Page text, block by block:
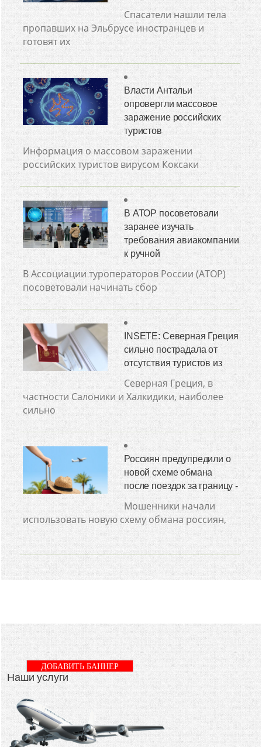
Спасатели нашли тела
пропавших на Эльбрусе иностранцев и
готовят их
Власти Антальи
опровергли массовое
заражение российских
туристов
Информация о массовом заражении
российских туристов вирусом Коксаки
В АТОР посоветовали
заранее изучать
требования авиакомпании
к ручной
В Ассоциации туроператоров России (АТОР)
посоветовали начинать сбор
INSETE: Северная Греция
сильно пострадала от
отсутствия туристов из
Северная Греция, в
частности Салоники и Халкидики, наиболее
сильно
Россиян предупредили о
новой схеме обмана
после поездок за границу -
Мошенники начали
использовать новую схему обмана россиян,
Наши услуги
ДОБАВИТЬ БАННЕР